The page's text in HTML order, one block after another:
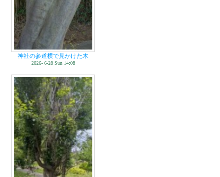
神社の参道横で見かけた木
2026- 6-28 Sun 14:08